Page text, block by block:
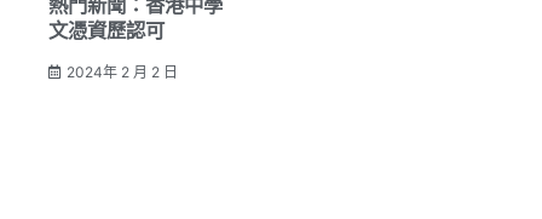
熱門新聞：香港中學
文憑資歷認可
2024年 2 月 2 日